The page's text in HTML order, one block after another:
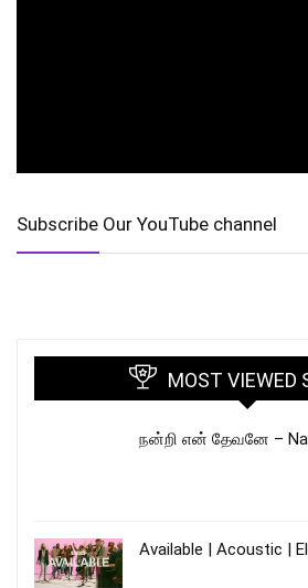
Subscribe Our YouTube channel
MOST VIEWED
நன்றி என் தேவனே –
Available | Acoustic |